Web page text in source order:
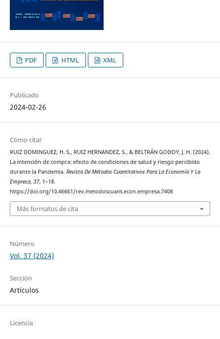
PDF HTML XML
Publicado
2024-02-26
Cómo citar
RUIZ DOMINGUEZ, H. S., RUIZ HERNANDEZ, S., & BELTRÁN GODOY, J. H. (2024).
La intención de compra: efecto de condiciones de salud y riesgo percibido
durante la Pandemia. Revista De Métodos Cuantitativos Para La Economía Y La
Empresa, 37, 1–18.
https://doi.org/10.46661/rev.metodoscuant.econ.empresa.7408
Más formatos de cita
Número
Vol. 37 (2024)
Sección
Artículos
Licencia